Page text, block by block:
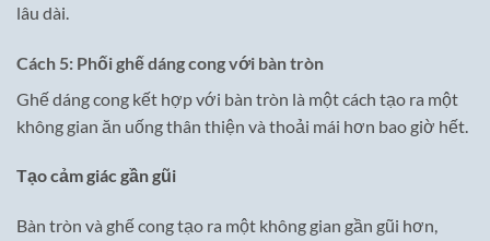
lâu dài.
Cách 5: Phối ghế dáng cong với bàn tròn
Ghế dáng cong kết hợp với bàn tròn là một cách tạo ra một
không gian ăn uống thân thiện và thoải mái hơn bao giờ hết.
Tạo cảm giác gần gũi
Bàn tròn và ghế cong tạo ra một không gian gần gũi hơn,